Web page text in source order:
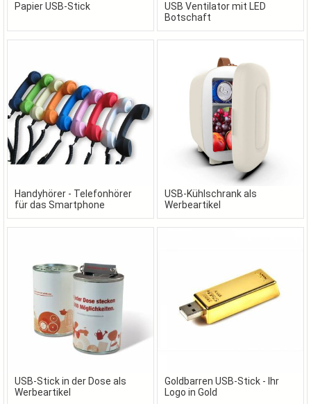
Papier USB-Stick
USB Ventilator mit LED
Botschaft
Handyhörer - Telefonhörer
für das Smartphone
USB-Kühlschrank als
Werbeartikel
USB-Stick in der Dose als
Werbeartikel
Goldbarren USB-Stick - Ihr
Logo in Gold